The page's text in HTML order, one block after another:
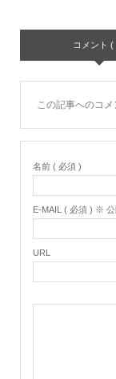
コメント (
この記事へのコメ
名前 ( 必須 )
E-MAIL ( 必須 ) ※
URL